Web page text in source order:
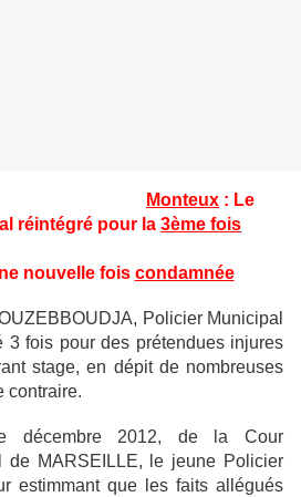
Monteux : Le
réintégré pour la 3ème fois
nouvelle fois condamnée
Policier Municipal
3 fois pour des prétendues injures
stage, en dépit de nombreuses
contraire.
décembre 2012, de la Cour
de MARSEILLE, le jeune Policier
estimmant que les faits allégués